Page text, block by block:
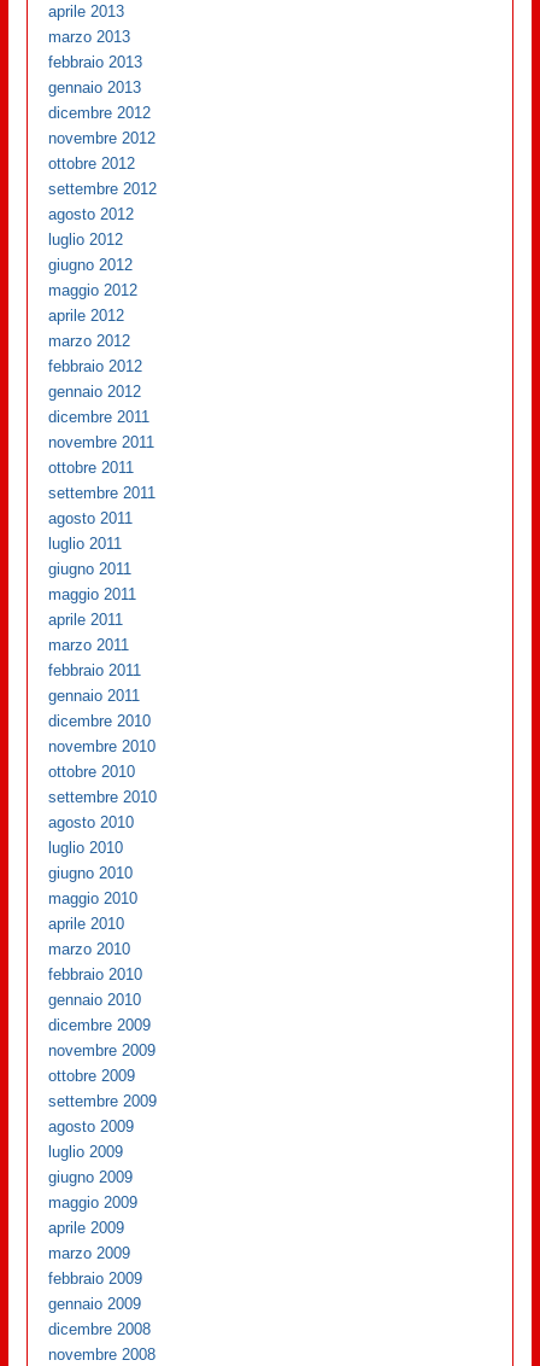
aprile 2013
marzo 2013
febbraio 2013
gennaio 2013
dicembre 2012
novembre 2012
ottobre 2012
settembre 2012
agosto 2012
luglio 2012
giugno 2012
maggio 2012
aprile 2012
marzo 2012
febbraio 2012
gennaio 2012
dicembre 2011
novembre 2011
ottobre 2011
settembre 2011
agosto 2011
luglio 2011
giugno 2011
maggio 2011
aprile 2011
marzo 2011
febbraio 2011
gennaio 2011
dicembre 2010
novembre 2010
ottobre 2010
settembre 2010
agosto 2010
luglio 2010
giugno 2010
maggio 2010
aprile 2010
marzo 2010
febbraio 2010
gennaio 2010
dicembre 2009
novembre 2009
ottobre 2009
settembre 2009
agosto 2009
luglio 2009
giugno 2009
maggio 2009
aprile 2009
marzo 2009
febbraio 2009
gennaio 2009
dicembre 2008
novembre 2008